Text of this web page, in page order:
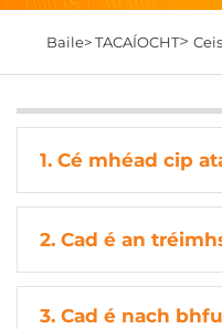
Baile>TACAÍOCHT>
1. Cé mhéad cip
2. Cad é an
3. Cad é nach